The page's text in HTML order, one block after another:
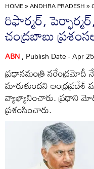
HOME»ANDHRA PRADESH»
రిఫార్మర్,
చంద్రబాబు
ABN, Publish Date - Apr
ప్రధానమంత్రి నరేంద్రమోదీ
మారుతుందని
వ్యాఖ్యానించారు. ప్రధాని
ప్రశంసించారు.